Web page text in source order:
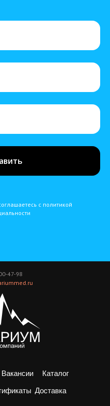
с политикой
Вакансии Каталог
Доставка
47-98